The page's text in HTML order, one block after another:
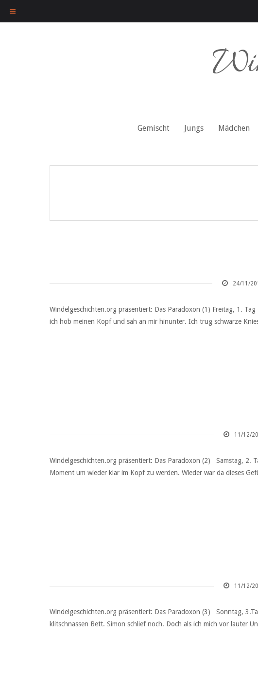
Gemischt Jungs Mädchen
24/11/
Windelgeschichten.org präsentiert: Das Paradoxon (1) Freitag, 1.
ich hob meinen Kopf und sah an mir hinunter. Ich trug schwarze
11/12/
Windelgeschichten.org präsentiert: Das Paradoxon (2) Samstag, 2.
Moment um wieder klar im Kopf zu werden. Wieder war da dieses
11/12/
Windelgeschichten.org präsentiert: Das Paradoxon (3) Sonntag,
klitschnassen Bett. Simon schlief noch. Doch als ich mich vor lauter